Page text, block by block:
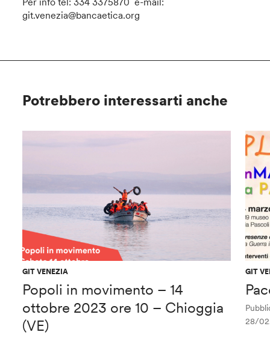
git.venezia@bancaetica.org
Potrebbero interessarti anche
GIT VENEZIA
Popoli in movimento – 14
ottobre 2023 ore 10 – Chioggia
(VE)
GIT
28/